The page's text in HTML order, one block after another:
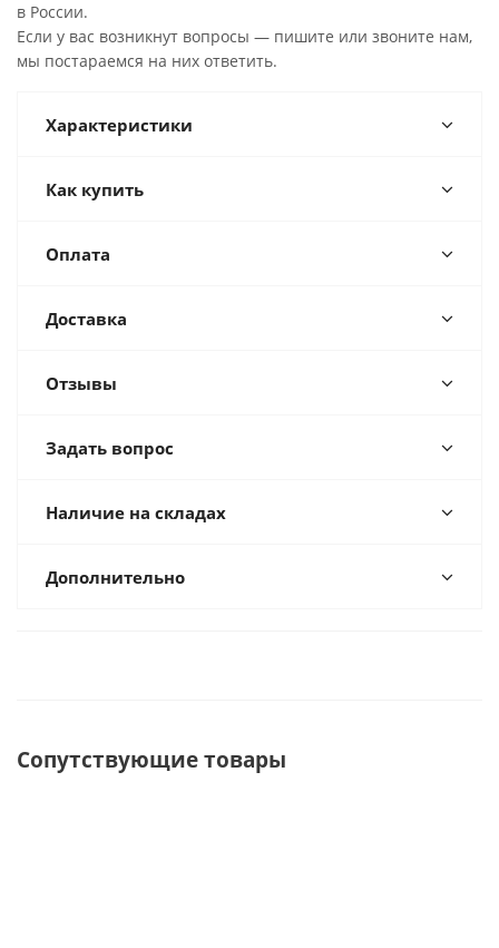
в России.
Если у вас возникнут вопросы — пишите или звоните нам,
мы постараемся на них ответить.
Характеристики
Как купить
Оплата
Доставка
Отзывы
Задать вопрос
Наличие на складах
Дополнительно
Сопутствующие товары